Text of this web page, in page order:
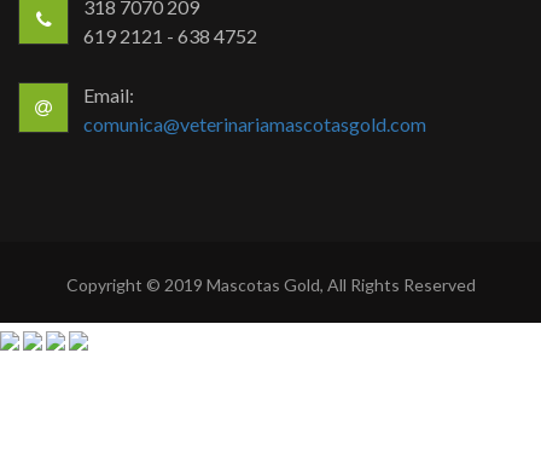
318 7070 209
619 2121 - 638 4752
Email:
comunica@veterinariamascotasgold.com
Copyright © 2019 Mascotas Gold, All Rights Reserved